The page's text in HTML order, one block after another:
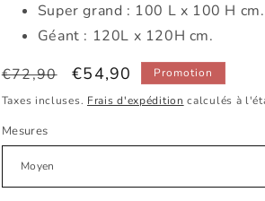
Super grand : 100 L x 100 H cm.
Géant : 120L x 120H cm.
Prix
habituel
€72,90
Prix
promotionnel
€54,90
Promotion
Taxes incluses. Frais d'expédition calculés à
Mesures